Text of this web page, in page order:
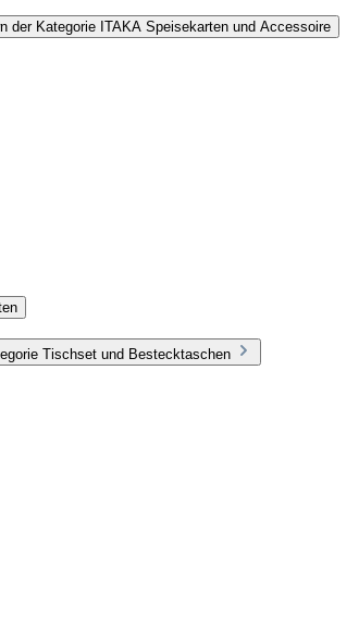
der Kategorie ITAKA Speisekarten und Accessoire
Tischset und Bestecktaschen